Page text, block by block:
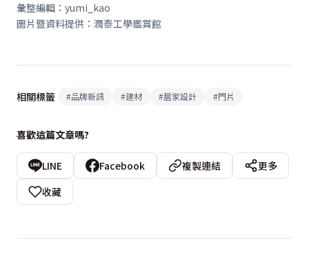
彙整編輯：yumi_kao
圖片暨資料提供：潤泰工學鑑賞館
相關標籤 #品牌新訊 #建材 #居家設計 #門片
喜歡這篇文章嗎?
LINE Facebook 複製連結
更多
收藏